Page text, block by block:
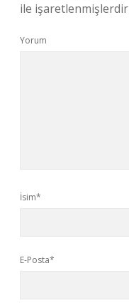
ile işaretlenmişlerdir
Yorum
İsim*
E-Posta*